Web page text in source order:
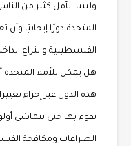
وليبيا، يأمل كثير من
المتحدة دورًا إيجابيًا
الفلسطينية والنزاع
هل يمكن للأمم المتحدة
هذه الدول عبر إجراء
تقوم بها حتى تتماشى
الصراعات ومكافحة